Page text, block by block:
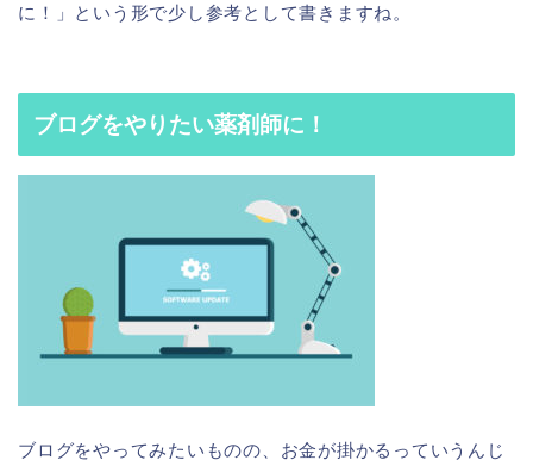
に！」という形で少し参考として書きますね。
ブログをやりたい薬剤師に！
ブログをやってみたいものの、お金が掛かるっていうんじ